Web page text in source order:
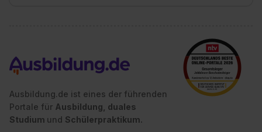
Ausbildung.de ist eines der führenden
Portale für Ausbildung, duales
Studium und Schülerpraktikum.